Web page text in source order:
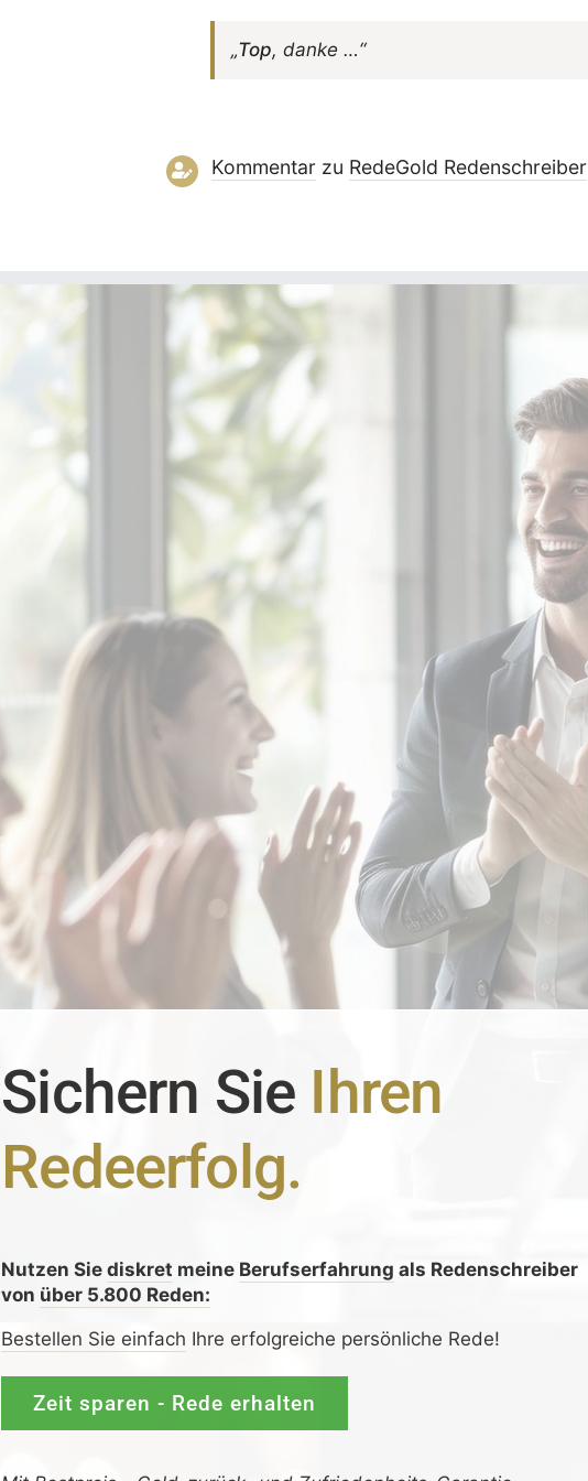
„Top, danke …“
Kommentarzu RedeGold Reden­schreiber
Sichern Sie Ihren
Redeerfolg.
Nutzen Siediskret meine Berufserfahrung als Redenschreiber
von über 5.800 Reden:
Bestellen Sie einfach Ihre erfolgreiche persönliche Rede!
Zeit sparen - Rede erhalten